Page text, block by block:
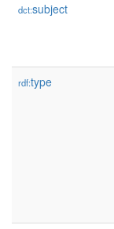
dct:subject
rdf:type